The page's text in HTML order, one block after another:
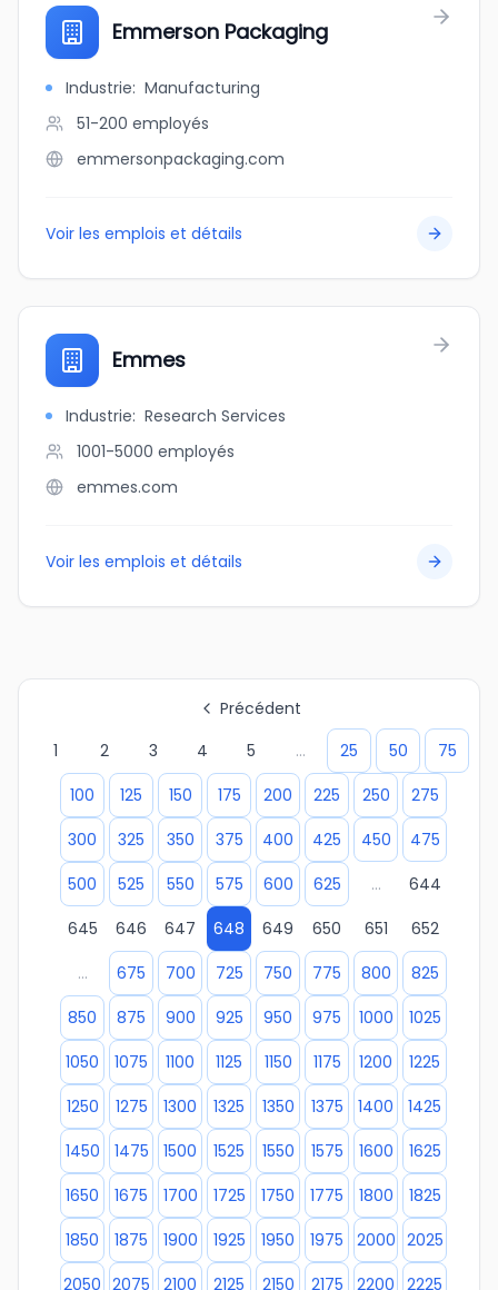
Emmerson Packaging
Industrie: Manufacturing
51-200 employés
emmersonpackaging.com
Voir les emplois et détails
Emmes
Industrie: Research Services
1001-5000 employés
emmes.com
Voir les emplois et détails
Précédent
1
2 3 4 5 ... 25 50
75
100
125 150 175 200 225 250
275
300
325 350 375 400 425 450
475
500
525 550 575 600 625 ...
644
645
646 647 648 649 650 651
652
...
675 700 725 750 775 800
825
850
875 900 925 950 975 1000
1025
1050
1075 1100 1125 1150 1175 1200
1225
1250
1275 1300 1325 1350 1375 1400
1425
1450
1475 1500 1525 1550 1575 1600
1625
1650
1675 1700 1725 1750 1775 1800
1825
1850
1875 1900 1925 1950 1975 2000 2025
2050 2075 2100 2125 2150 2175 2200 2225